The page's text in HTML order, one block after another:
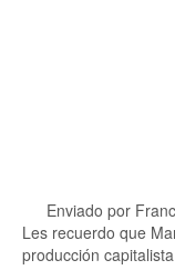
Enviado por
Les recuerdo que
producción